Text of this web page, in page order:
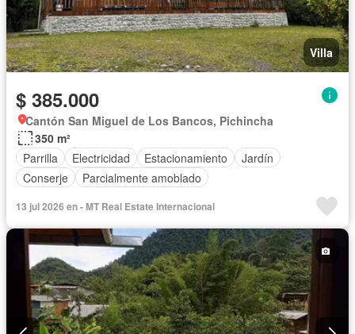
Villa
$ 385.000
Cantón San Miguel de Los Bancos, Pichincha
350 m²
Parrilla
Electricidad Estacionamiento
Jardín
Conserje
Parcialmente amoblado
13 jul 2026 en - MT Real Estate Internacional